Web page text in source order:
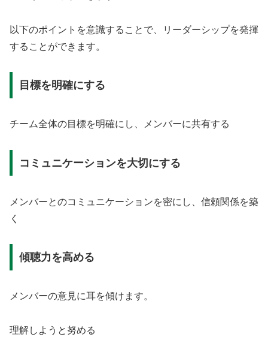
以下のポイントを意識することで、リーダーシップを発揮
することができます。
目標を明確にする
チーム全体の目標を明確にし、メンバーに共有する
コミュニケーションを大切にする
メンバーとのコミュニケーションを密にし、信頼関係を築
く
傾聴力を高める
メンバーの意見に耳を傾けます。
理解しようと努める